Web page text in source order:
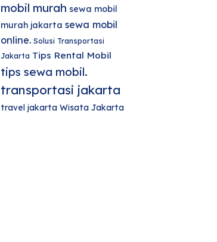
mobil murah sewa mobil
murah jakarta sewa mobil
online. Solusi Transportasi
Jakarta Tips Rental Mobil
tips sewa mobil.
transportasi jakarta
travel jakarta Wisata Jakarta